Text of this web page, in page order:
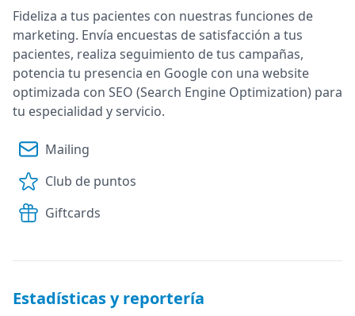
Fideliza a tus pacientes con nuestras funciones de
marketing. Envía encuestas de satisfacción a tus
pacientes, realiza seguimiento de tus campañas,
potencia tu presencia en Google con una website
optimizada con SEO (Search Engine Optimization) para
tu especialidad y servicio.
Mailing
Club de puntos
Giftcards
Estadísticas y reportería